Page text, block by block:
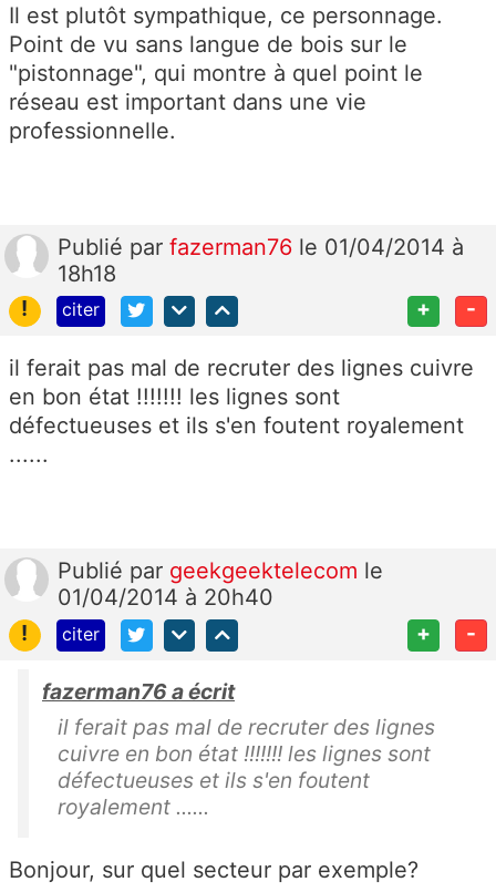
Il est plutôt sympathique, ce personnage.
Point de vu sans langue de bois sur le
"pistonnage", qui montre à quel point le
réseau est important dans une vie
professionnelle.
Publié par fazerman76 le 01/04/2014 à
18h18
!
citer + -
il ferait pas mal de recruter des lignes cuivre
en bon état !!!!!!! les lignes sont
défectueuses et ils s'en foutent royalement
......
Publié par geekgeektelecom le
01/04/2014 à 20h40
!
citer + -
fazerman76 a écrit
il ferait pas mal de recruter des lignes
cuivre en bon état !!!!!!! les lignes sont
défectueuses et ils s'en foutent
royalement ......
Bonjour, sur quel secteur par exemple?